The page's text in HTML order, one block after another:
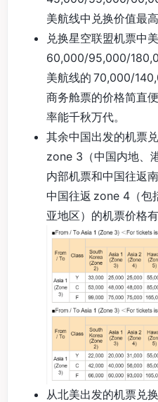
美航线中兑换价值最高
兑换星空联盟机票中
60,000/95,000/
美航线的 70,000/
商务舱票的价格简直
率能千秋万代。
其余中国出发的机票
zone 3（中国内地、
内部机票和中国往返
中国往返 zone 4（包
亚地区）的机票价格有
从北美出发的机票兑